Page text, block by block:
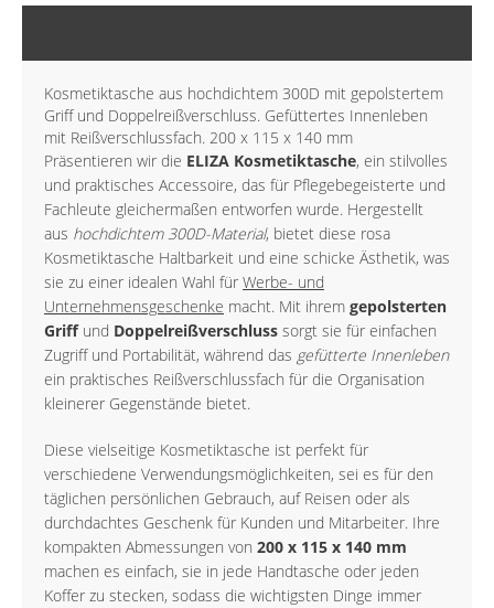
Kosmetiktasche aus hochdichtem 300D mit gepolstertem
Griff und Doppelreißverschluss. Gefüttertes Innenleben
mit Reißverschlussfach. 200 x 115 x 140 mm
Präsentieren wir die ELIZA Kosmetiktasche, ein stilvolles
und praktisches Accessoire, das für Pflegebegeisterte und
Fachleute gleichermaßen entworfen wurde. Hergestellt
aus hochdichtem 300D-Material, bietet diese rosa
Kosmetiktasche Haltbarkeit und eine schicke Ästhetik, was
sie zu einer idealen Wahl für Werbe- und
Unternehmensgeschenke macht. Mit ihrem gepolsterten
Griffund Doppelreißverschluss sorgt sie für einfachen
Zugriff und Portabilität, während das gefütterte Innenleben
ein praktisches Reißverschlussfach für die Organisation
kleinerer Gegenstände bietet.
Diese vielseitige Kosmetiktasche ist perfekt für
verschiedene Verwendungsmöglichkeiten, sei es für den
täglichen persönlichen Gebrauch, auf Reisen oder als
durchdachtes Geschenk für Kunden und Mitarbeiter. Ihre
kompakten Abmessungen von 200 x 115 x 140 mm
machen es einfach, sie in jede Handtasche oder jeden
Koffer zu stecken, sodass die wichtigsten Dinge immer